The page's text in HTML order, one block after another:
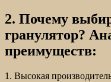
2. Почему
гранулятор?
преимуществ:
1. Высокая